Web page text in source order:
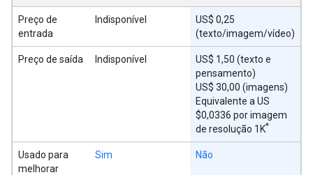
Preço de
entrada
Indisponível
US$ 0,25
(texto/imagem/vídeo)
Preço de saída Indisponível
US$ 1,50 (texto e
pensamento)
US$ 30,00 (imagens)
Equivalente a US
$0,0336 por imagem
de resolução 1K*
Usado para
melhorar
Sim Não